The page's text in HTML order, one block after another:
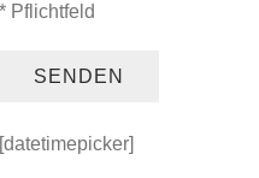
* Pflichtfeld
[datetimepicker]